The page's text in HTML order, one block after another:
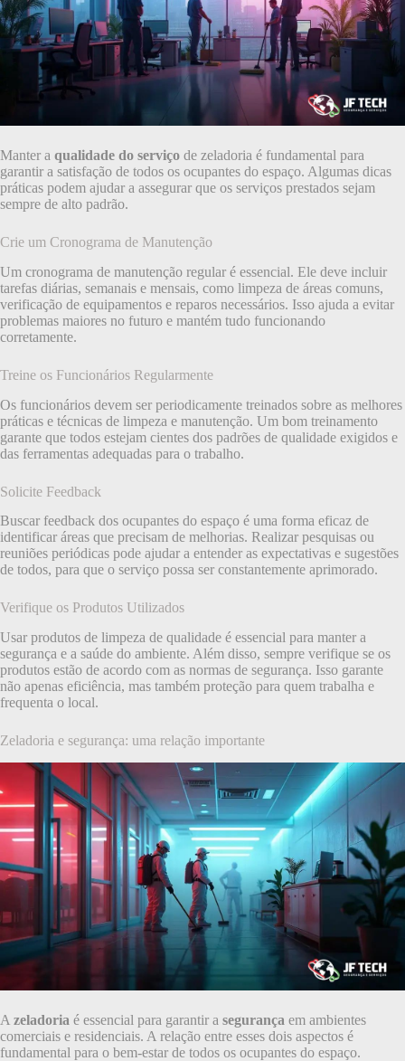
Manter a qualidade do serviço de zeladoria é fundamental para
garantir a satisfação de todos os ocupantes do espaço. Algumas dicas
práticas podem ajudar a assegurar que os serviços prestados sejam
sempre de alto padrão.
Crie um Cronograma de Manutenção
Um cronograma de manutenção regular é essencial. Ele deve incluir
tarefas diárias, semanais e mensais, como limpeza de áreas comuns,
verificação de equipamentos e reparos necessários. Isso ajuda a evitar
problemas maiores no futuro e mantém tudo funcionando
corretamente.
Treine os Funcionários Regularmente
Os funcionários devem ser periodicamente treinados sobre as melhores
práticas e técnicas de limpeza e manutenção. Um bom treinamento
garante que todos estejam cientes dos padrões de qualidade exigidos e
das ferramentas adequadas para o trabalho.
Solicite Feedback
Buscar feedback dos ocupantes do espaço é uma forma eficaz de
identificar áreas que precisam de melhorias. Realizar pesquisas ou
reuniões periódicas pode ajudar a entender as expectativas e sugestões
de todos, para que o serviço possa ser constantemente aprimorado.
Verifique os Produtos Utilizados
Usar produtos de limpeza de qualidade é essencial para manter a
segurança e a saúde do ambiente. Além disso, sempre verifique se os
produtos estão de acordo com as normas de segurança. Isso garante
não apenas eficiência, mas também proteção para quem trabalha e
frequenta o local.
Zeladoria e segurança: uma relação importante
A zeladoria é essencial para garantir a segurança em ambientes
comerciais e residenciais. A relação entre esses dois aspectos é
fundamental para o bem-estar de todos os ocupantes do espaço.